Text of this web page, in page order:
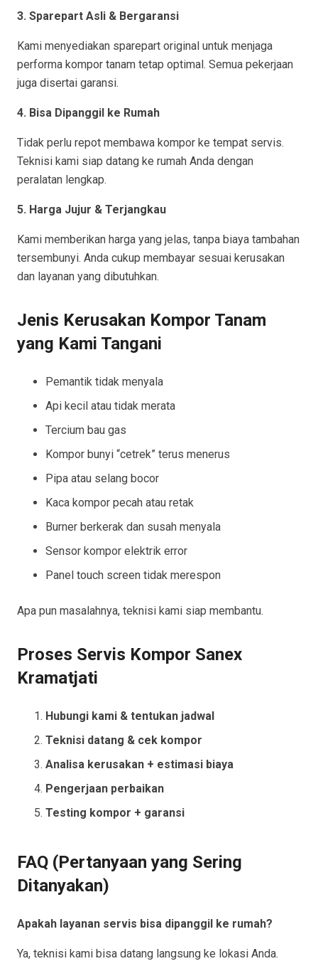
3. Sparepart Asli & Bergaransi
Kami menyediakan sparepart original untuk menjaga
performa kompor tanam tetap optimal. Semua pekerjaan
juga disertai garansi.
4. Bisa Dipanggil ke Rumah
Tidak perlu repot membawa kompor ke tempat servis.
Teknisi kami siap datang ke rumah Anda dengan
peralatan lengkap.
5. Harga Jujur & Terjangkau
Kami memberikan harga yang jelas, tanpa biaya tambahan
tersembunyi. Anda cukup membayar sesuai kerusakan
dan layanan yang dibutuhkan.
Jenis Kerusakan Kompor Tanam
yang Kami Tangani
Pemantik tidak menyala
Api kecil atau tidak merata
Tercium bau gas
Kompor bunyi “cetrek” terus menerus
Pipa atau selang bocor
Kaca kompor pecah atau retak
Burner berkerak dan susah menyala
Sensor kompor elektrik error
Panel touch screen tidak merespon
Apa pun masalahnya, teknisi kami siap membantu.
Proses Servis Kompor Sanex
Kramatjati
Hubungi kami & tentukan jadwal
Teknisi datang & cek kompor
Analisa kerusakan + estimasi biaya
Pengerjaan perbaikan
Testing kompor + garansi
FAQ (Pertanyaan yang Sering
Ditanyakan)
Apakah layanan servis bisa dipanggil ke rumah?
Ya, teknisi kami bisa datang langsung ke lokasi Anda.